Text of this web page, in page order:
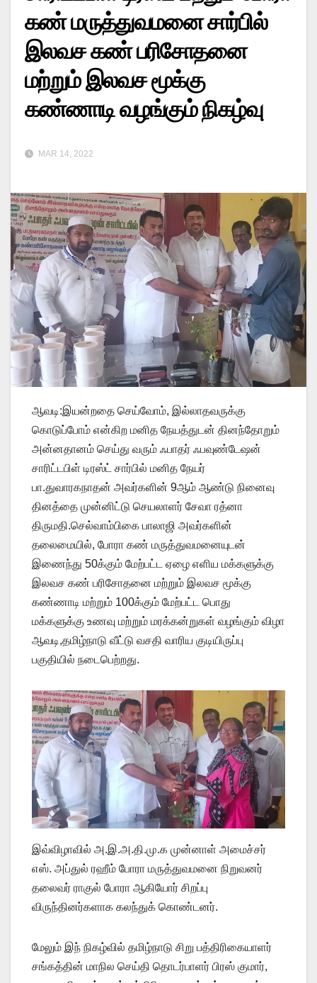
கண் மருத்துவமனை சார்பில்
இலவச கண் பரிசோதனை
மற்றும் இலவச மூக்கு
கண்ணாடி வழங்கும் நிகழ்வு
MAR 14, 2022
ஆவடி:இயன்றதை செய்வோம், இல்லாதவருக்கு
கொடுப்போம் என்கிற மனித நேயத்துடன் தினந்தோறும்
அன்னதானம் செய்து வரும் ஃபாதர் ஃபவுண்டேஷன்
சாரிட்டபிள் டிரஸ்ட் சார்பில் மனித நேயர்
பா.துவாரகநாதன் அவர்களின் 9ஆம் ஆண்டு நினைவு
தினத்தை முன்னிட்டு செயலாளர் சேவா ரத்னா
திருமதி.செல்வாம்பிகை பாலாஜி அவர்களின்
தலைமையில், போரா கண் மருத்துவமனையுடன்
இணைந்து 50க்கும் மேற்பட்ட ஏழை எளிய மக்களுக்கு
இலவச கண் பரிசோதனை மற்றும் இலவச மூக்கு
கண்ணாடி மற்றும் 100க்கும் மேற்பட்ட பொது
மக்களுக்கு உணவு மற்றும் மரக்கன்றுகள் வழங்கும் விழா
ஆவடி,தமிழ்நாடு வீட்டு வசதி வாரிய குடியிருப்பு
பகுதியில் நடைபெற்றது.
இவ்விழாவில் அ.இ.அ.தி.மு.க முன்னாள் அமைச்சர்
எஸ். அப்துல் ரஹீம் போரா மருத்துவமனை நிறுவனர்
தலைவர் ராகுல் போரா ஆகியோர் சிறப்பு
விருந்தினர்களாக கலந்துக் கொண்டனர்.
மேலும் இந் நிகழ்வில் தமிழ்நாடு சிறு பத்திரிகையாளர்
சங்கத்தின் மாநில செய்தி தொடர்பாளர் பிரஸ் குமார்,